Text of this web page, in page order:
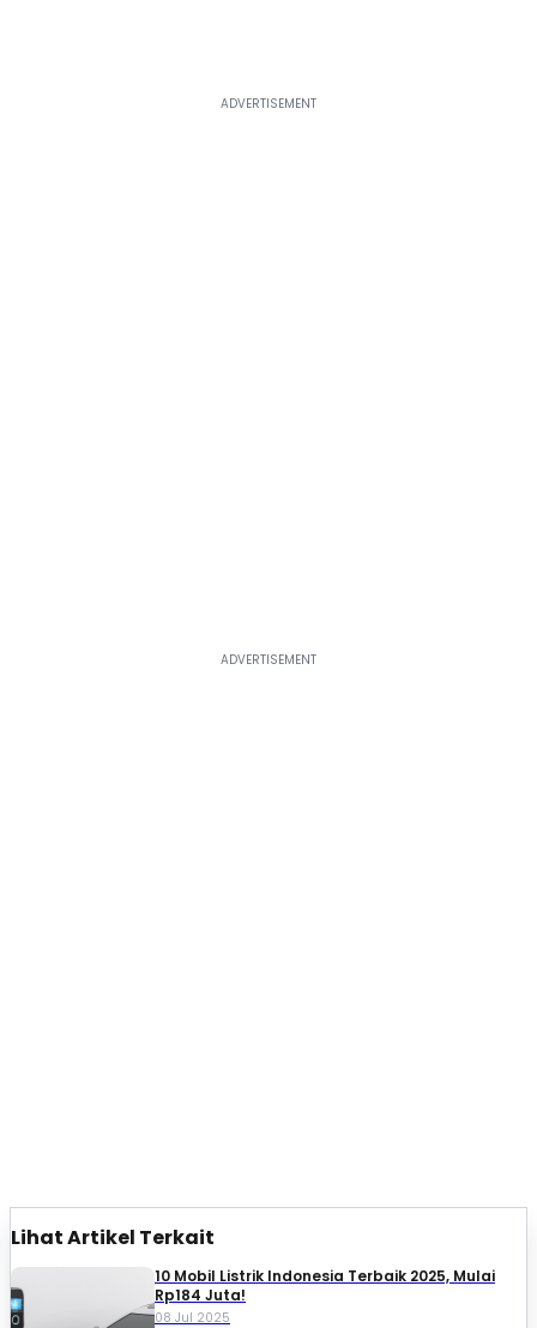
Lihat Artikel Terkait
10 Mobil Listrik Indonesia Terbaik 2025, Mulai
Rp184 Juta!
08 Jul 2025